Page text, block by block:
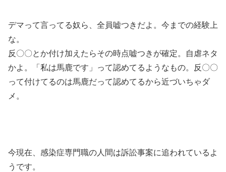
デマって言ってる奴ら、全員嘘つきだよ。今までの経験上
な。
反〇〇とか付け加えたらその時点嘘つきが確定。自虐ネタ
かよ。「私は馬鹿です」って認めてるようなもの。反〇〇
って付けてるのは馬鹿だって認めてるから近づいちゃダ
メ。
今現在、感染症専門職の人間は訴訟事案に追われているよ
うです。